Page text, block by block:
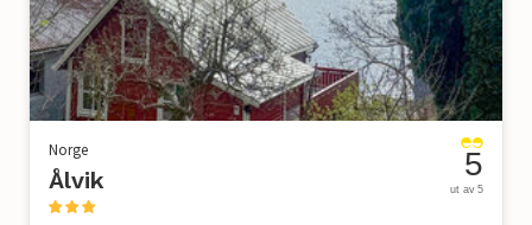
Norge
Ålvik 5
ut av 5